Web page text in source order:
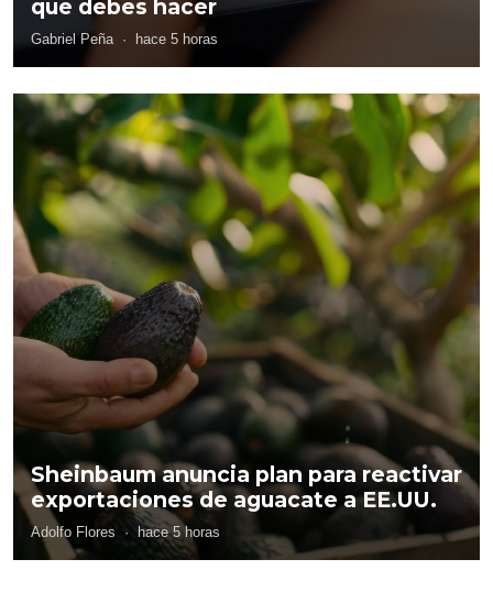
que debes hacer
Gabriel Peña · hace 5 horas
Sheinbaum anuncia plan para reactivar
exportaciones de aguacate a EE.UU.
Adolfo Flores · hace 5 horas